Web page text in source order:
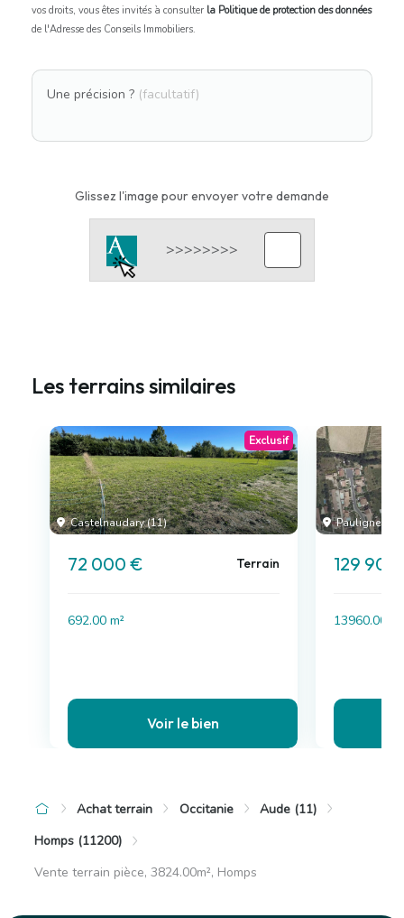
vos droits, vous êtes invités à consulter la Politique de protection des données
de l'Adresse des Conseils Immobiliers.
Une précision ? (facultatif)
Glissez l'image pour envoyer votre demande
Les terrains similaires
Castelnaudary (11)
Exclusif
72 000 € Terrain
692.00 m²
Voir le bien
Pauligne (11)
129
13960.00 m²
Achat terrain Occitanie
Aude (11)
Homps (11200)
Vente terrain pièce, 3824.00m², Homps